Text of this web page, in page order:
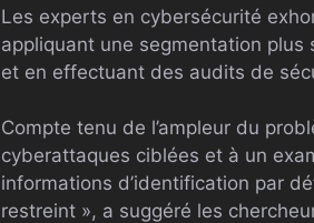
Les experts en cybersécurité
appliquant une segmentation
et en effectuant des audits de
Compte tenu de l’ampleur du
cyberattaques ciblées et à un
informations d’identification par
restreint », a suggéré les